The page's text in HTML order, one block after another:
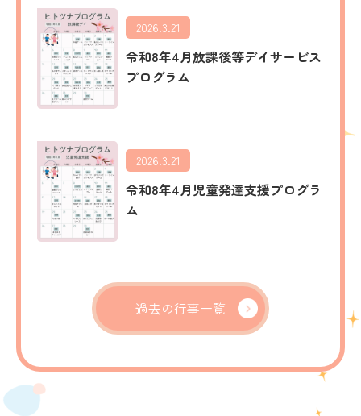
令和8年4月放課後等デイサービス
プログラム
2026.3.21
令和8年4月児童発達支援プログラ
ム
2026.3.21
過去の行事一覧